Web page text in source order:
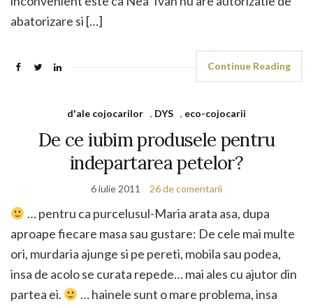
abatorizare si […]
Continue Reading
d'ale cojocarilor , DYS , eco-cojocarii
De ce iubim produsele pentru
indepartarea petelor?
6 iulie 2011 26 de comentarii
… pentru ca purcelusul-Maria arata asa, dupa
aproape fiecare masa sau gustare: De cele mai multe
ori, murdaria ajunge si pe pereti, mobila sau podea,
insa de acolo se curata repede… mai ales cu ajutor din
partea ei.
… hainele sunt o mare problema, insa